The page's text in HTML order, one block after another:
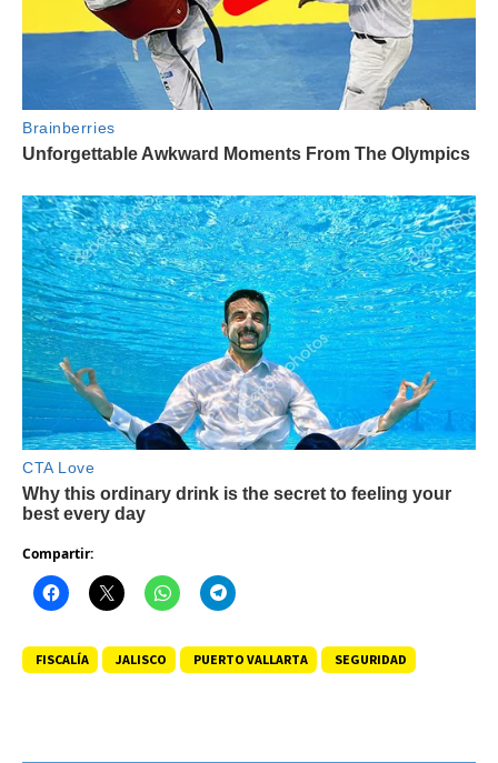
Compartir:
FISCALÍA JALISCO PUERTO VALLARTA SEGURIDAD